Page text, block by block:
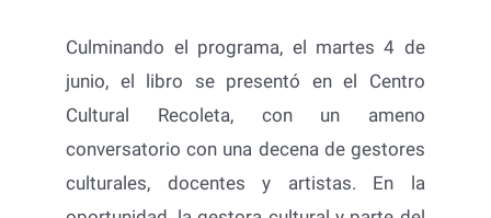
Culminando el programa, el martes 4 de
junio, el libro se presentó en el Centro
Cultural Recoleta, con un ameno
conversatorio con una decena de gestores
culturales, docentes y artistas. En la